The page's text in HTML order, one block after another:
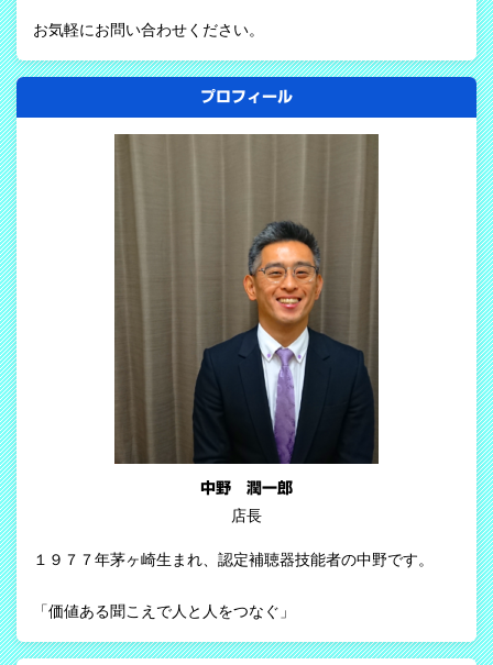
お気軽にお問い合わせください。
プロフィール
中野 潤一郎
店長
１９７７年茅ヶ崎生まれ、認定補聴器技能者の中野です。
「価値ある聞こえで人と人をつなぐ」